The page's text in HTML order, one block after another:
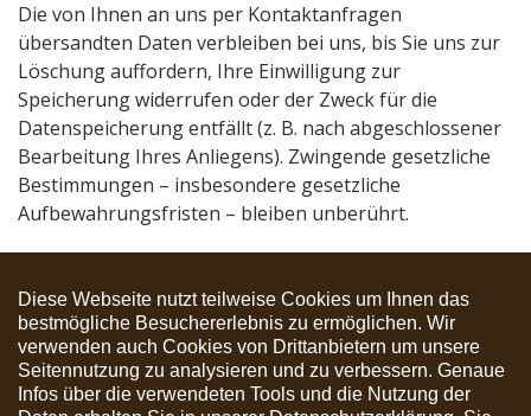
Die von Ihnen an uns per Kontaktanfragen
übersandten Daten verbleiben bei uns, bis Sie uns zur
Löschung auffordern, Ihre Einwilligung zur
Speicherung widerrufen oder der Zweck für die
Datenspeicherung entfällt (z. B. nach abgeschlossener
Bearbeitung Ihres Anliegens). Zwingende gesetzliche
Bestimmungen – insbesondere gesetzliche
Aufbewahrungsfristen – bleiben unberührt.
© 2026 Kunstverein Conrad Kayser Sasbachwalden e.V.
Impressum|Datenschutzerklärung
Diese Webseite nutzt teilweise Cookies um Ihnen das
bestmögliche Besuchererlebnis zu ermöglichen. Wir
verwenden auch Cookies von Drittanbietern um unsere
Seitennutzung zu analysieren und zu verbessern. Genaue
Infos über die verwendeten Tools und die Nutzung der